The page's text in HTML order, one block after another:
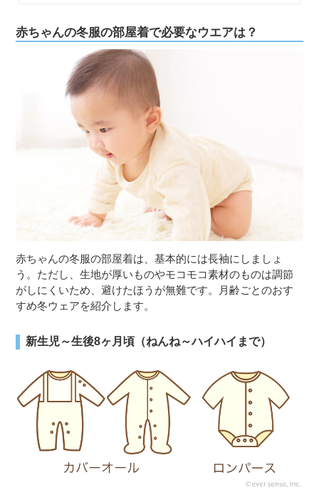
赤ちゃんの冬服の部屋着で必要なウエアは？
赤ちゃんの冬服の部屋着は、基本的には長袖にしましょ
う。ただし、生地が厚いものやモコモコ素材のものは調節
がしにくいため、避けたほうが無難です。月齢ごとのおす
すめ冬ウェアを紹介します。
新生児～生後8ヶ月頃（ねんね～ハイハイまで）